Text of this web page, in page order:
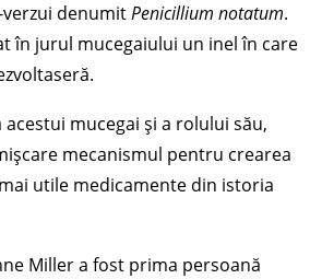
denumitPenicillium notatum.
în jurul mucegaiului un inel în care
mucegai și a rolului său,
mecanismul pentru crearea
utile medicamente din istoria
Miller a fost prima persoană